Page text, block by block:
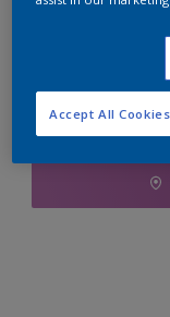
Accept All Cookies